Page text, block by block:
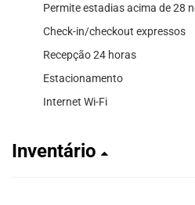
Permite estadias acima de 28
Check-in/checkout expressos
Recepção 24 horas
Estacionamento
Internet Wi-Fi
Inventário